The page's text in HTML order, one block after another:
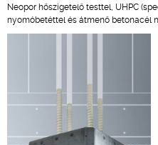
Neopor hőszigetelő testtel, UHPC
nyomóbetéttel és átmenő betonacél